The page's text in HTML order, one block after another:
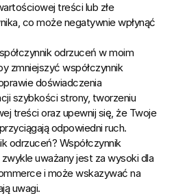
treści lub złe
co może negatywnie wpłynąć
odrzuceń w moim
zmniejszyć współczynnik
doświadczenia
szybkości strony, tworzeniu
treści oraz upewnij się, że Twoje
odpowiedni ruch.
odrzuceń? Współczynnik
uważany jest za wysoki dla
i może wskazywać na
uwagi.